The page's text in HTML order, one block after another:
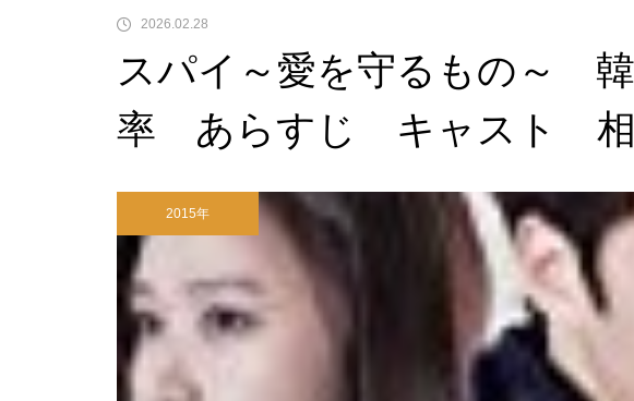
2026.02.28
スパイ～愛を守るもの～
率 あらすじ キャスト 相
2015年